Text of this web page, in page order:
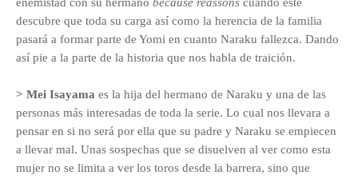
descubre que toda su carga así como la herencia de la familia
pasará a formar parte de Yomi en cuanto Naraku fallezca. Dando
así pie a la parte de la historia que nos habla de traición.
> Mei Isayama es la hija del hermano de Naraku y una de las
personas más interesadas de toda la serie. Lo cual nos llevara a
pensar en si no será por ella que su padre y Naraku se empiecen
a llevar mal. Unas sospechas que se disuelven al ver como esta
mujer no se limita a ver los toros desde la barrera, sino que